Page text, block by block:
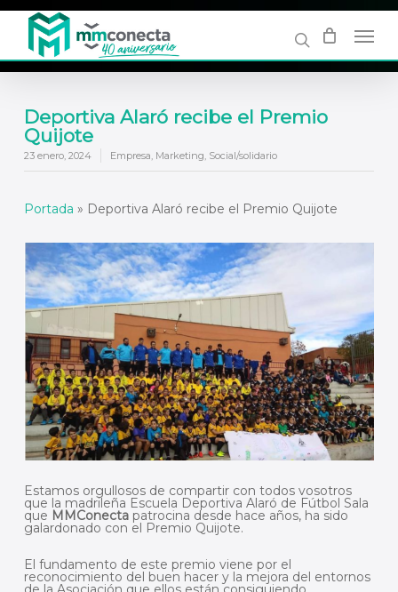
content
Deportiva Alaró recibe el Premio
Quijote
23 enero, 2024 Empresa, Marketing, Social/solidario
Portada » Deportiva Alaró recibe el Premio Quijote
Estamos orgullosos de compartir con todos vosotros
que la madrileña Escuela Deportiva Alaró de Fútbol Sala
que MMConectapatrocina desde hace años, ha sido
galardonado con el Premio Quijote.
El fundamento de este premio viene por el
reconocimiento del buen hacer y la mejora del entornos